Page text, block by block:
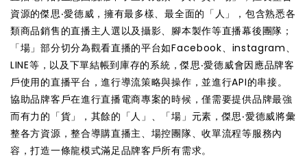
資源的傑思‧愛德威，擁有最多樣、最全面的「人」，包含熟悉各
類商品銷售的直播主人選以及攝影、腳本製作等直播幕後團隊；
「場」部分切分為觀看直播的平台如Facebook、instagram、
LINE等，以及下單結帳到庫存的系統，傑思‧愛德威會因應品牌客
戶使用的直播平台，進行導流策略與操作，並進行API的串接。
協助品牌客戶在進行直播電商專案的時候，僅需要提供品牌最強
而有力的「貨」，其餘的「人」、「場」元素，傑思‧愛德威將彙
整各方資源，整合導購直播主、場控團隊、收單流程等服務內
容，打造一條龍模式滿足品牌客戶所有需求。